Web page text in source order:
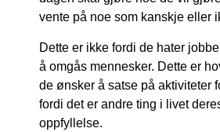
vente på noe som kanskje eller
Dette er ikke fordi de hater
å omgås mennesker. Dette er
de ønsker å satse på aktiviteter
fordi det er andre ting i livet
oppfyllelse.